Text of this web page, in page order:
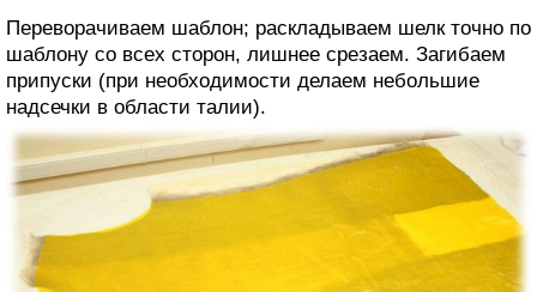
Переворачиваем шаблон; раскладываем шелк точно по
шаблону со всех сторон, лишнее срезаем. Загибаем
припуски (при необходимости делаем небольшие
надсечки в области талии).